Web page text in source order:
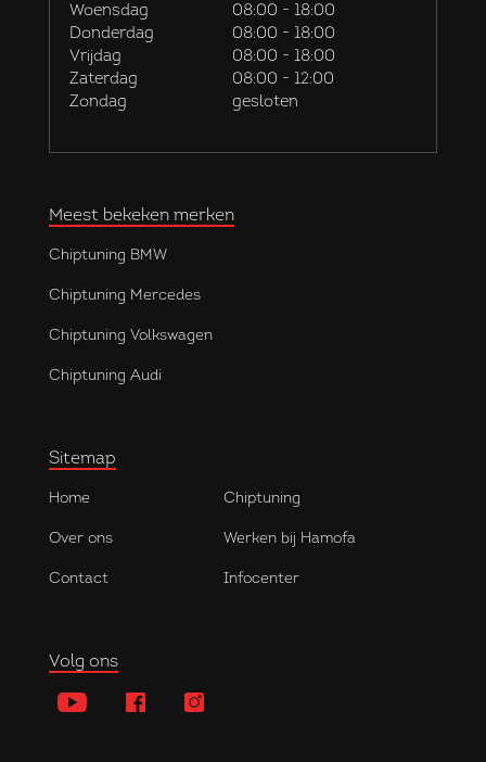
Woensdag
08:00 - 18:00
Donderdag
08:00 - 18:00
Vrijdag
08:00 - 18:00
Zaterdag
08:00 - 12:00
Zondag
gesloten
Meest bekeken merken
Chiptuning BMW
Chiptuning Mercedes
Chiptuning Volkswagen
Chiptuning Audi
Sitemap
Home Chiptuning
Over ons Werken bij Hamofa
Contact Infocenter
Volg ons